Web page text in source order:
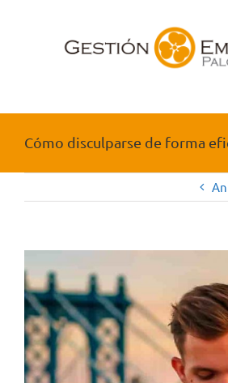
Cómo disculparse de forma
imagen
más
grande